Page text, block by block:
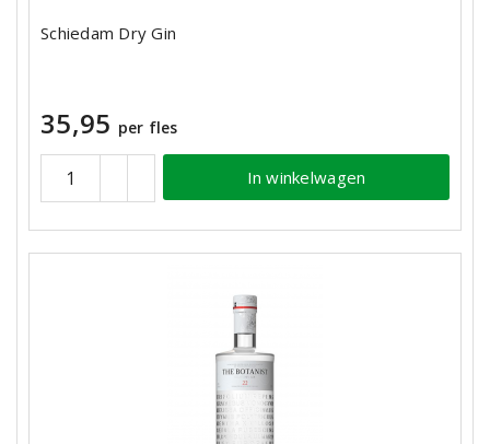
Schiedam Dry Gin
35,95 per fles
In winkelwagen